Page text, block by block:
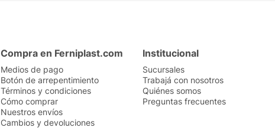
Compra en Ferniplast.com
Medios de pago
Botón de arrepentimiento
Términos y condiciones
Cómo comprar
Nuestros envíos
Cambios y devoluciones
Institucional
Sucursales
Trabajá con nosotros
Quiénes somos
Preguntas frecuentes